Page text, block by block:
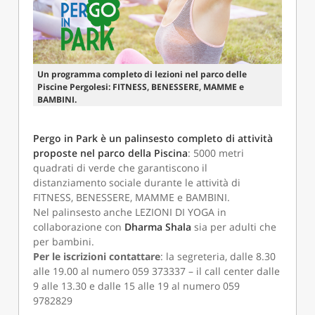
Un programma completo di lezioni nel parco delle
Piscine Pergolesi: FITNESS, BENESSERE, MAMME e
BAMBINI.
Pergo in Park è un palinsesto completo di attività
proposte nel parco della Piscina: 5000 metri
quadrati di verde che garantiscono il
distanziamento sociale durante le attività di
FITNESS, BENESSERE, MAMME e BAMBINI.
Nel palinsesto anche LEZIONI DI YOGA in
collaborazione con Dharma Shala sia per adulti che
per bambini.
Per le iscrizioni contattare: la segreteria, dalle 8.30
alle 19.00 al numero 059 373337 – il call center dalle
9 alle 13.30 e dalle 15 alle 19 al numero 059
9782829